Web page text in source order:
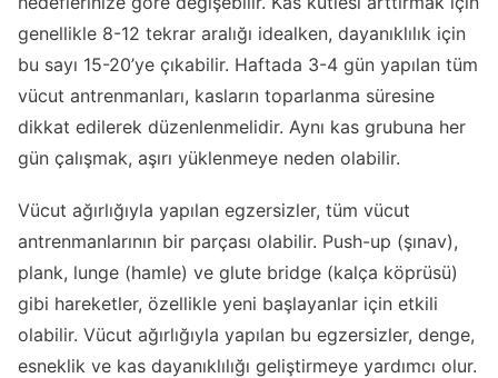
genellikle 8-12 tekrar aralığı idealken, dayanıklılık için
bu sayı 15-20’ye çıkabilir. Haftada 3-4 gün yapılan tüm
vücut antrenmanları, kasların toparlanma süresine
dikkat edilerek düzenlenmelidir. Aynı kas grubuna her
gün çalışmak, aşırı yüklenmeye neden olabilir.
Vücut ağırlığıyla yapılan egzersizler, tüm vücut
antrenmanlarının bir parçası olabilir. Push-up (şınav),
plank, lunge (hamle) ve glute bridge (kalça köprüsü)
gibi hareketler, özellikle yeni başlayanlar için etkili
olabilir. Vücut ağırlığıyla yapılan bu egzersizler, denge,
esneklik ve kas dayanıklılığı geliştirmeye yardımcı olur.